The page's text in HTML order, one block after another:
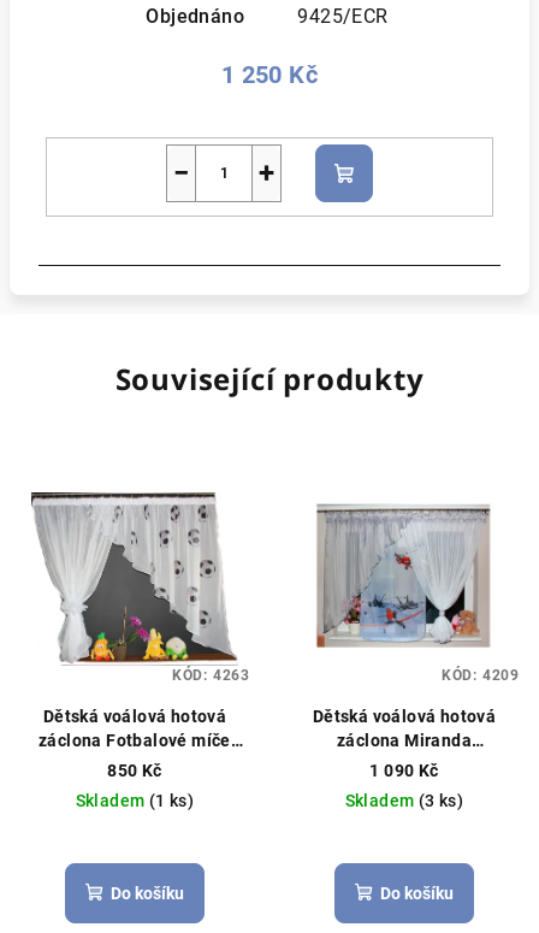
Objednáno 9425/ECR
1 250 Kč
+
−
Do
košíku
Související produkty
Dětská voálová hotová
záclona Fotbalové míče
400x150cm bílá
ušít na míru
850 Kč
Skladem (1 ks)
Do košíku
KÓD: 4263
Dětská voálová hotová
záclona Miranda
400x150cm letadla šedá
vzor letadla, Wings
1 090 Kč
Skladem (3 ks)
Do košíku
KÓD: 4209